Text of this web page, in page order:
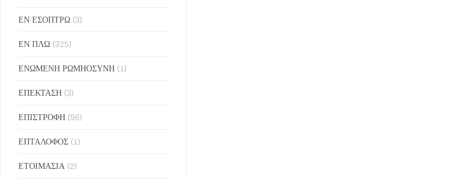
ΕΝ ΕΣΟΠΤΡΩ (3)
ΕΝ ΠΛΩ (325)
ΕΝΩΜΕΝΗ ΡΩΜΗΟΣΥΝΗ (1)
ΕΠΕΚΤΑΣΗ (3)
ΕΠΙΣΤΡΟΦΗ (96)
ΕΠΤΑΛΟΦΟΣ (1)
ΕΤΟΙΜΑΣΙΑ (2)